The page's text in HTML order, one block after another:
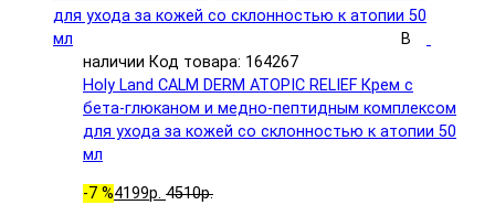
В
наличии Код товара: 164267
Holy Land CALM DERM ATOPIC RELIEF Крем с
бета-глюканом и медно-пептидным комплексом
для ухода за кожей со склонностью к атопии 50
мл
-7 %4199р. 4510р.